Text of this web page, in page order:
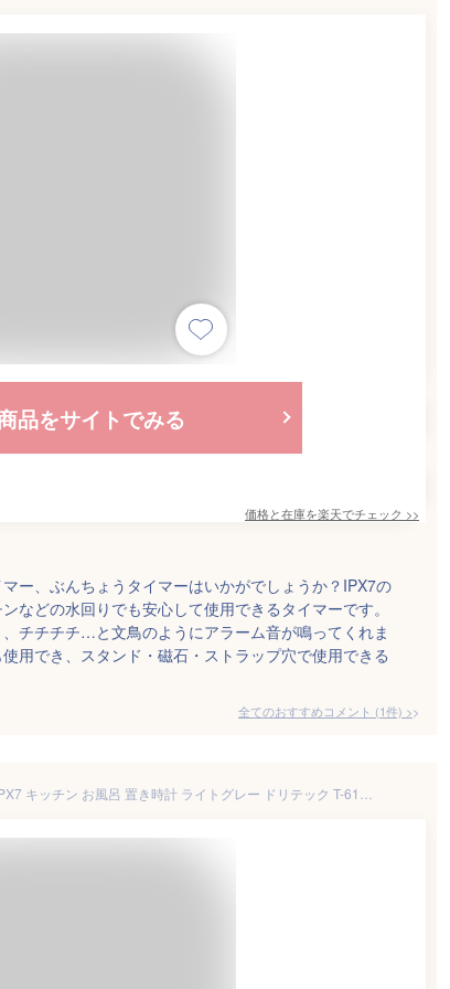
品をサイトでみる
価格と在庫を楽天でチェック >>
ー、ぶんちょうタイマーはいかがでしょうか？IPX7の
などの水回りでも安心して使用できるタイマーです。
チチチチ…と文鳥のようにアラーム音が鳴ってくれま
用でき、スタンド・磁石・ストラップ穴で使用できる
全てのおすすめコメント (1件) >